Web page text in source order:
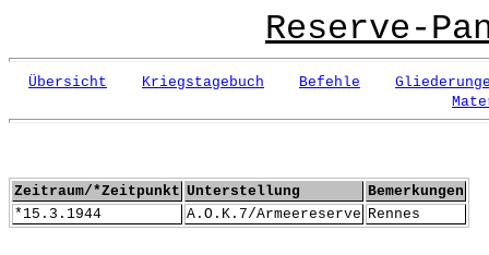
Reserve-
Übersicht Kriegstagebuch Befehle
Zeitraum/*Zeitpunkt Unterstellung
Bemerkungen
*15.3.1944
A.O.K.7/Armeereserve Rennes